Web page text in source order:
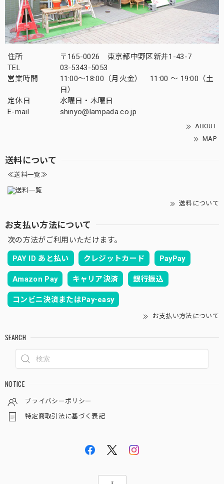
住所
〒165-0026 東京都中野区新井1-43-7
TEL
03-5343-5053
営業時間
11:00～18:00（月火金） 11:00 ～ 19:00（土
日）
定休日
水曜日・木曜日
E-mail
shinyo@lampada.co.jp
ABOUT
MAP
送料について
≪送料一覧≫
送料について
お支払い方法について
次の方法がご利用いただけます。
PAY ID あと払い クレジットカード PayPay
Amazon Pay キャリア決済 銀行振込
コンビニ決済またはPay-easy
お支払い方法について
SEARCH
NOTICE
プライバシーポリシー
特定商取引法に基づく表記